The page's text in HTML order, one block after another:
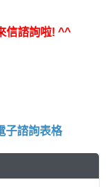
信諮詢啦! ^^
子諮詢表格